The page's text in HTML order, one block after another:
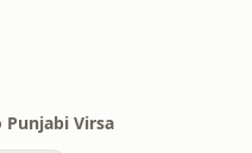
Punjabi Virsa